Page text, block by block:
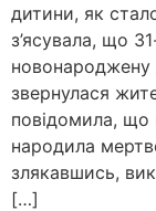
дитини, як
з’ясувала, що
новонароджену
звернулася
повідомила, що
народила
злякавшись,
[…]